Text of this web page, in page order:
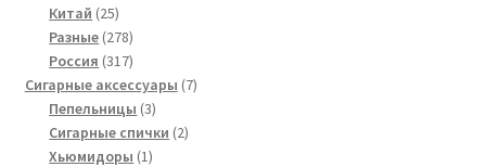
Китай 2525
товаров
Разные 278278
товаров
Россия 317317
товаров
Сигарные аксессуары 77
Пепельницы 33
товара
Сигарные спички 22
Хьюмидоры 11